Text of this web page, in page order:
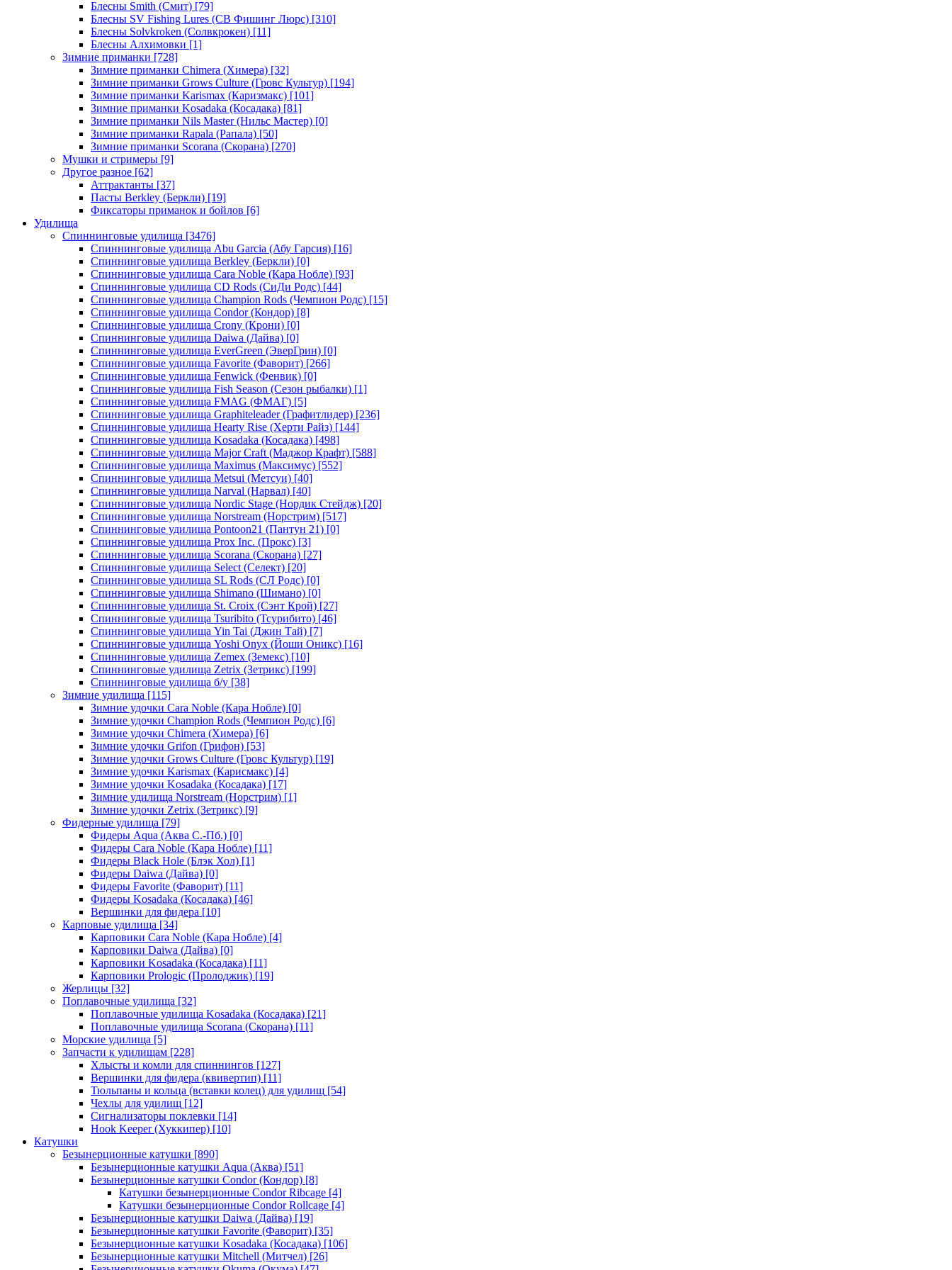
Блесны Smith (Смит) [79]
Блесны SV Fishing Lures (СВ Фишинг Люрс) [310]
Блесны Solvkroken (Солвкрокен) [11]
Блесны Алхимовки [1]
Зимние приманки [728]
Зимние приманки Chimera (Химера) [32]
Зимние приманки Grows Culture (Гровс Культур) [194]
Зимние приманки Karismax (Каризмакс) [101]
Зимние приманки Kosadaka (Косадака) [81]
Зимние приманки Nils Master (Нильс Мастер) [0]
Зимние приманки Rapala (Рапала) [50]
Зимние приманки Scorana (Скорана) [270]
Мушки и стримеры [9]
Другое разное [62]
Аттрактанты [37]
Пасты Berkley (Беркли) [19]
Фиксаторы приманок и бойлов [6]
Удилища
Спиннинговые удилища [3476]
Спиннинговые удилища Abu Garcia (Абу Гарсия) [16]
Спиннинговые удилища Berkley (Беркли) [0]
Спиннинговые удилища Cara Noble (Кара Нобле) [93]
Спиннинговые удилища CD Rods (СиДи Родс) [44]
Спиннинговые удилища Champion Rods (Чемпион Родс) [15]
Спиннинговые удилища Condor (Кондор) [8]
Спиннинговые удилища Crony (Крони) [0]
Спиннинговые удилища Daiwa (Дайва) [0]
Спиннинговые удилища EverGreen (ЭверГрин) [0]
Спиннинговые удилища Favorite (Фаворит) [266]
Спиннинговые удилища Fenwick (Фенвик) [0]
Спиннинговые удилища Fish Season (Сезон рыбалки) [1]
Спиннинговые удилища FMAG (ФМАГ) [5]
Спиннинговые удилища Graphiteleader (Графитлидер) [236]
Спиннинговые удилища Hearty Rise (Херти Райз) [144]
Спиннинговые удилища Kosadaka (Косадака) [498]
Спиннинговые удилища Major Craft (Маджор Крафт) [588]
Спиннинговые удилища Maximus (Максимус) [552]
Спиннинговые удилища Metsui (Метсуи) [40]
Спиннинговые удилища Narval (Нарвал) [40]
Спиннинговые удилища Nordic Stage (Нордик Стейдж) [20]
Спиннинговые удилища Norstream (Норстрим) [517]
Спиннинговые удилища Pontoon21 (Пантун 21) [0]
Спиннинговые удилища Prox Inc. (Прокс) [3]
Спиннинговые удилища Scorana (Скорана) [27]
Спиннинговые удилища Select (Селект) [20]
Спиннинговые удилища SL Rods (СЛ Родс) [0]
Спиннинговые удилища Shimano (Шимано) [0]
Спиннинговые удилища St. Croix (Сэнт Крой) [27]
Спиннинговые удилища Tsuribito (Тсурибито) [46]
Спиннинговые удилища Yin Tai (Джин Тай) [7]
Спиннинговые удилища Yoshi Onyx (Йоши Оникс) [16]
Спиннинговые удилища Zemex (Земекс) [10]
Спиннинговые удилища Zetrix (Зетрикс) [199]
Спиннинговые удилища б/у [38]
Зимние удилища [115]
Зимние удочки Cara Noble (Кара Нобле) [0]
Зимние удочки Champion Rods (Чемпион Родс) [6]
Зимние удочки Chimera (Химера) [6]
Зимние удочки Grifon (Грифон) [53]
Зимние удочки Grows Culture (Гровс Культур) [19]
Зимние удочки Karismax (Карисмакс) [4]
Зимние удочки Kosadaka (Косадака) [17]
Зимние удилища Norstream (Норстрим) [1]
Зимние удочки Zetrix (Зетрикс) [9]
Фидерные удилища [79]
Фидеры Aqua (Аква С.-Пб.) [0]
Фидеры Cara Noble (Кара Нобле) [11]
Фидеры Black Hole (Блэк Хол) [1]
Фидеры Daiwa (Дайва) [0]
Фидеры Favorite (Фаворит) [11]
Фидеры Kosadaka (Косадака) [46]
Вершинки для фидера [10]
Карповые удилища [34]
Карповики Cara Noble (Кара Нобле) [4]
Карповики Daiwa (Дайва) [0]
Карповики Kosadaka (Косадака) [11]
Карповики Prologic (Пролоджик) [19]
Жерлицы [32]
Поплавочные удилища [32]
Поплавочные удилища Kosadaka (Косадака) [21]
Поплавочные удилища Scorana (Скорана) [11]
Морские удилища [5]
Запчасти к удилищам [228]
Хлысты и комли для спиннингов [127]
Вершинки для фидера (квивертип) [11]
Тюльпаны и кольца (вставки колец) для удилищ [54]
Чехлы для удилищ [12]
Сигнализаторы поклевки [14]
Hook Keeper (Хуккипер) [10]
Катушки
Безынерционные катушки [890]
Безынерционные катушки Aqua (Аква) [51]
Безынерционные катушки Condor (Кондор) [8]
Катушки безынерционные Condor Ribcage [4]
Катушки безынерционные Condor Rollcage [4]
Безынерционные катушки Daiwa (Дайва) [19]
Безынерционные катушки Favorite (Фаворит) [35]
Безынерционные катушки Kosadaka (Косадака) [106]
Безынерционные катушки Mitchell (Митчел) [26]